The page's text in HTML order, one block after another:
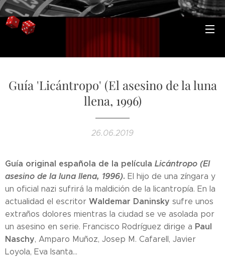
Guía 'Licántropo' (El asesino de la luna
llena, 1996)
26.06.2019
Guía original española de la película Licántropo (El
asesino de la luna llena, 1996). El hijo de una zíngara y
un oficial nazi sufrirá la maldición de la licantropía. En la
actualidad el escritor Waldemar Daninsky sufre unos
extraños dolores mientras la ciudad se ve asolada por
un asesino en serie. Francisco Rodríguez dirige a Paul
Naschy, Amparo Muñoz, Josep M. Cafarell, Javier
Loyola, Eva Isanta...